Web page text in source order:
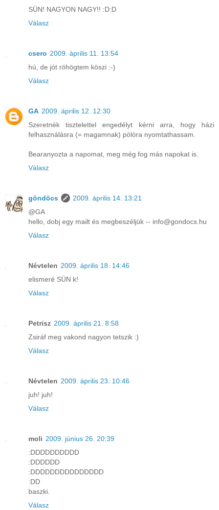
SÜN! NAGYON NAGY!! :D:D
Válasz
csero 2009. április 11. 13:54
hú, de jót röhögtem köszi :-)
Válasz
GA 2009. április 12. 12:30
Szeretnék tisztelettel engedélyt kérni arra, hogy házi
felhasználásra (= magamnak) pólóra nyomtathassam.
Bearanyozta a napomat, meg még fog más napokat is.
Válasz
göndöcs
2009. április 14. 13:21
@GA
hello, dobj egy mailt és megbeszéljük -- info@gondocs.hu
Válasz
Névtelen 2009. április 18. 14:46
elismeré SÜN k!
Válasz
Petrisz 2009. április 21. 8:58
Zsiráf meg vakond nagyon tetszik :)
Válasz
Névtelen 2009. április 23. 10:46
juh! juh!
Válasz
moli 2009. június 26. 20:39
:DDDDDDDDDD
:DDDDDD
:DDDDDDDDDDDDDDD
:DD
baszki.
Válasz